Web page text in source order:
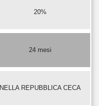
20%
24 mesi
NELLA REPUBBLICA CECA